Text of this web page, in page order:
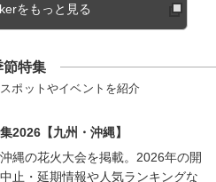
をもっと見る
節特集
ポットやイベントを紹介
2026【九州・沖縄】
縄の花火大会を掲載。2026年の開
止・延期情報や人気ランキングな